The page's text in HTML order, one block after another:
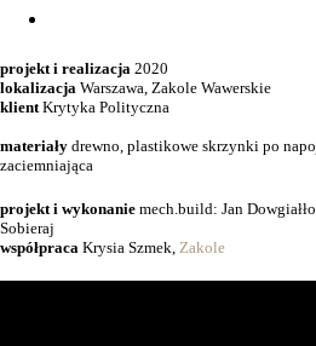
projekt i realizacja 2020
lokalizacja Warszawa, Zakole Wawerskie
klientKrytyka Polityczna
materiały drewno, plastikowe skrzynki po
zaciemniająca
projekt i wykonanie mech.build: Jan
Sobieraj
współpraca Krysia Szmek, Zakole